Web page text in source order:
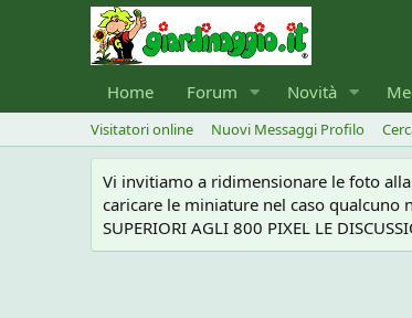
Home Forum Novità
Visitatori online Nuovi Messaggi Profilo
Vi invitiamo a ridimensionare le foto
caricare le miniature nel caso qualcuno
SUPERIORI AGLI 800 PIXEL LE